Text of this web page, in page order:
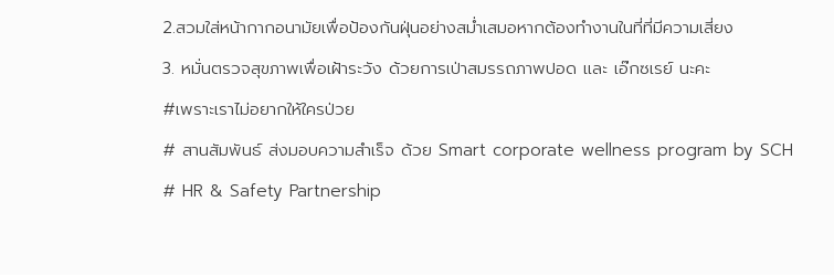
2.สวมใส่หน้ากากอนามัยเพื่อป้องกันฝุ่นอย่างสม่ำเสมอหากต้องทำงานในที่ที่มีความเสี่ยง
3. หมั่นตรวจสุขภาพเพื่อเฝ้าระวัง ด้วยการเป่าสมรรถภาพปอด และ เอ๊กซเรย์ นะคะ
#เพราะเราไม่อยากให้ใครป่วย
# สานสัมพันธ์ ส่งมอบความสำเร็จ ด้วย Smart corporate wellness program by SCH
# HR & Safety Partnership